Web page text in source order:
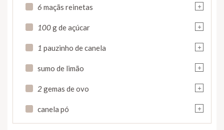
+
6 maçãs reinetas
+
100g de açúcar
+
1 pauzinho de canela
+
sumo de limão
+
2gemas de ovo
+
canela pó